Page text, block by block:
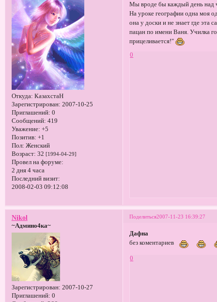
Откуда: КазахстаН
Зарегистрирован: 2007-10-25
Приглашений: 0
Сообщений: 419
Уважение: +5
Позитив: +1
Пол: Женский
Возраст: 32 [1994-04-29]
Провел на форуме:
2 дня 4 часа
Последний визит:
2008-02-03 09:12:08
Мы вроде бы каждый день над
На уроке географии одна моя
она у доски и не знает где
пацан по имени Ваня. Училка
прицеливается!"
0
Поделиться2007-11-23 16:39:27
Nikol
~Админо4ка~
Зарегистрирован: 2007-10-27
Приглашений: 0
Дафна
без коментариев
0